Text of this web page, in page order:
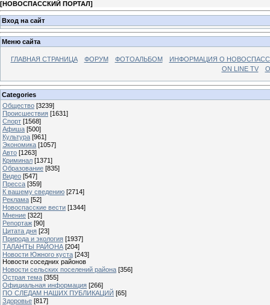
[НОВОСПАССКИЙ ПОРТАЛ]
Вход на сайт
Меню сайта
ГЛАВНАЯ СТРАНИЦА ФОРУМ ФОТОАЛЬБОМ
ИНФОРМАЦИЯ О
ON LINE TV
Categories
Общество [3239]
Происшествия [1631]
Спорт [1568]
Афиша [500]
Культура [961]
Экономика [1057]
Авто [1263]
Криминал [1371]
Образование [835]
Видео [547]
Пресса [359]
К вашему сведению [2714]
Реклама [52]
Новоспасские вести [1344]
Мнение [322]
Репортаж [90]
Цитата дня [23]
Природа и экология [1937]
ТАЛАНТЫ РАЙОНА [204]
Новости Южного куста [243]
Новости соседних районов
Новости сельских поселений района [356]
Острая тема [355]
Официальная информация [266]
ПО СЛЕДАМ НАШИХ ПУБЛИКАЦИЙ [65]
Здоровье [817]